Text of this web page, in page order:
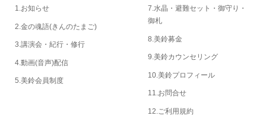
1.お知らせ
2.金の魂語(きんのたまご)
3.講演会・紀行・修行
4.動画(音声)配信
5.美鈴会員制度
7.水晶・避難セット・御守り・
御札
8.美鈴募金
9.美鈴カウンセリング
10.美鈴プロフィール
11.お問合せ
12.ご利用規約